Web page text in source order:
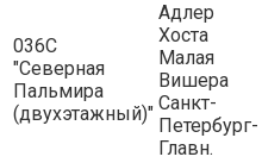
036С
"Северная
Пальмира
(двухэтажный)"
Адлер
Хоста
Малая
Вишера
Санкт-
Петербург-
Главн.